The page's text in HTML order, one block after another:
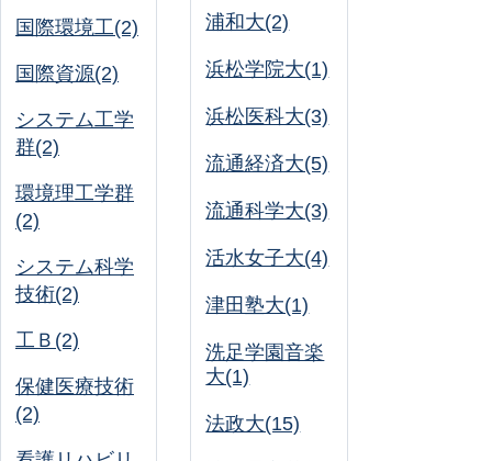
国際環境工(2)
国際資源(2)
システム工学
群(2)
環境理工学群
(2)
システム科学
技術(2)
工Ｂ(2)
保健医療技術
(2)
浦和大(2)
浜松学院大(1)
浜松医科大(3)
流通経済大(5)
流通科学大(3)
活水女子大(4)
津田塾大(1)
洗足学園音楽
大(1)
法政大(15)